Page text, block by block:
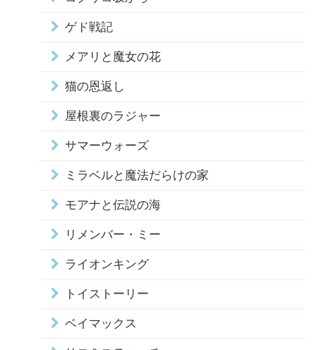
ゲド戦記
メアリと魔女の花
猫の恩返し
屋根裏のラジャー
サマーウォーズ
ミラベルと魔法だらけの家
モアナと伝説の海
リメンバー・ミー
ライオンキング
トイストーリー
ベイマックス